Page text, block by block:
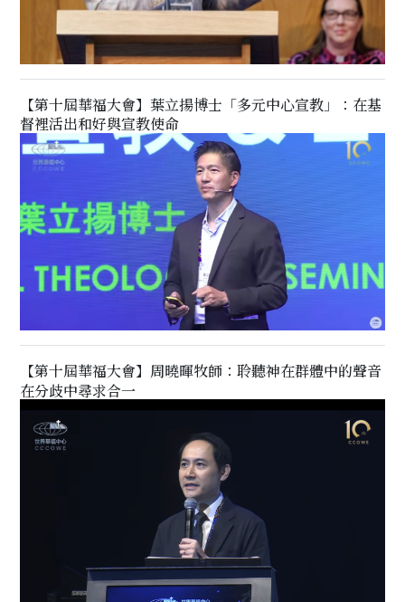
【第十屆華福大會】葉立揚博士「多元中心宣教」：在基
督裡活出和好與宣教使命
【第十屆華福大會】周曉暉牧師：聆聽神在群體中的聲音
在分歧中尋求合一